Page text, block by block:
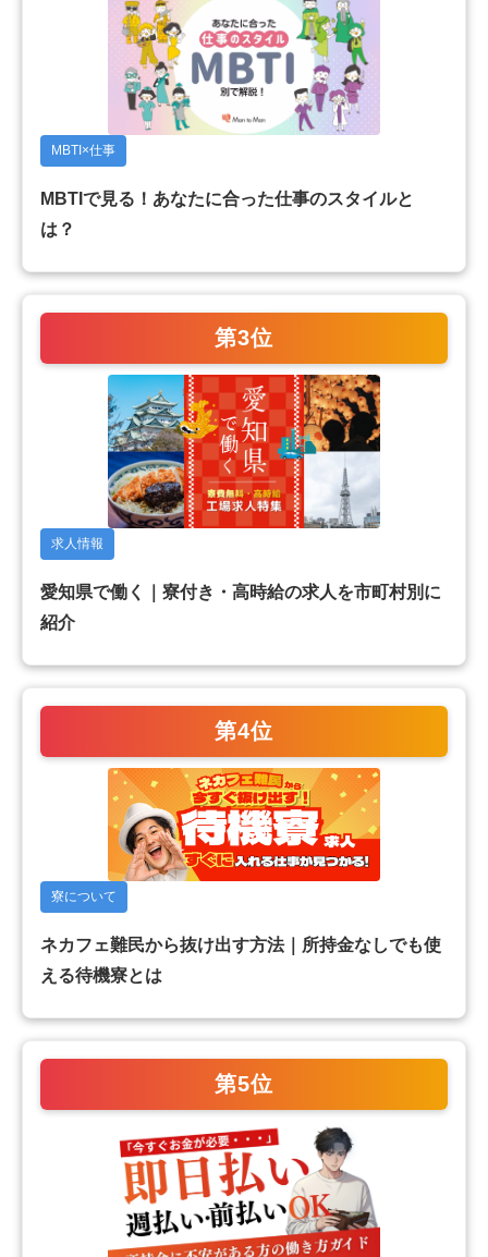
MBTI×仕事
MBTIで見る！あなたに合った仕事のスタイルと
は？
第3位
求人情報
愛知県で働く｜寮付き・高時給の求人を市町村別に
紹介
第4位
寮について
ネカフェ難民から抜け出す方法｜所持金なしでも使
える待機寮とは
第5位